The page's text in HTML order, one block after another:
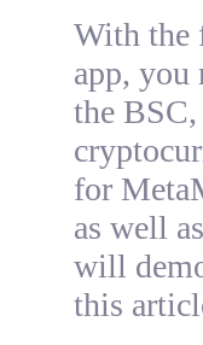
With the
app, you
the
for
as well
will
this